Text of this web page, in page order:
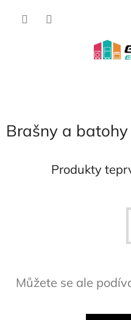
Brašny a
Produkty
Můžete se ale